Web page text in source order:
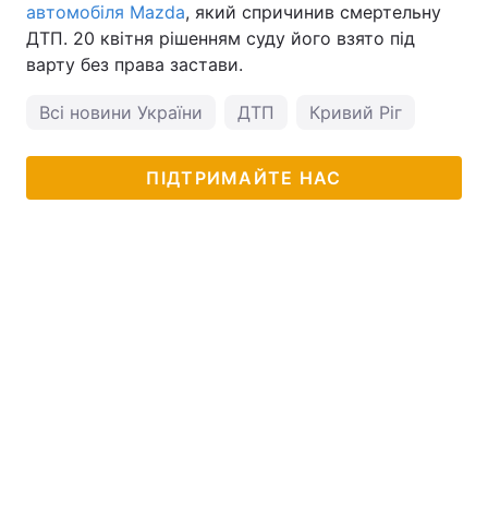
автомобіля Маzdа, який спричинив смертельну
ДТП. 20 квітня рішенням суду його взято під
варту без права застави.
Всі новини України ДТП Кривий Ріг
ПІДТРИМАЙТЕ НАС